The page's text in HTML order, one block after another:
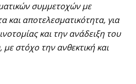
συμμετοχών με
και αποτελεσματικότητα, για
και την ανάδειξη του
στόχο την ανθεκτική και